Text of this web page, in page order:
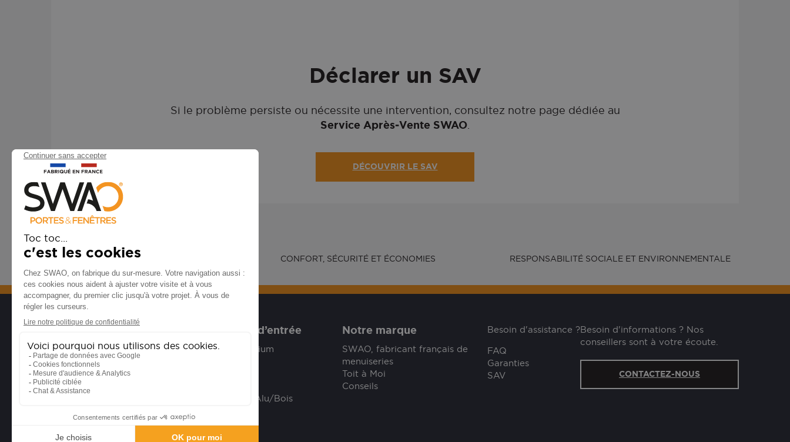
Déclarer un SAV
Si le problème persiste ou nécessite une intervention, consultez notre page dédiée au
Service Après‑Vente SWAO.
DÉCOUVRIR LE SAV
CONCEPTION ET FABRICATION FRANÇAISE CONFORT, SÉCURITÉ ET ÉCONOMIES RESPONSABILITÉ SOCIALE ET ENVIRONNEMENTALE
Les fenêtres
Fenêtres Aluminium
Fenêtres PVC
Fenêtres bois
Fenêtres Mixte Alu/Bois
Nos portes d’entrée
Portes Aluminium
Portes Mixte Alu/Bois
Notre marque
SWAO, fabricant français de
menuiseries
Toit à Moi
Conseils
Besoin d'assistance ?
FAQ
Garanties
SAV
Besoin d'informations ? Nos
conseillers sont à votre écoute.
CONTACTEZ-NOUS
Suivez-nous sur les réseaux sociaux !